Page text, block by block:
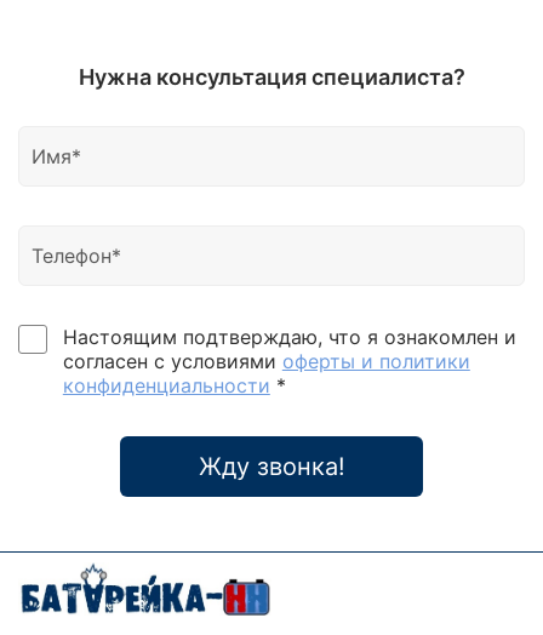
Нужна консультация специалиста?
Настоящим подтверждаю, что я ознакомлен и
согласен с условиями оферты и политики
конфиденциальности *
Жду звонка!